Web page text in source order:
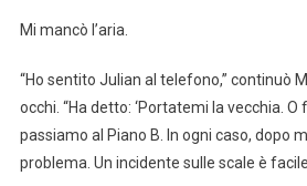
Mi mancò l’aria.
“Ho sentito Julian al telefono,” continuò
occhi. “Ha detto: ‘Portatemi la vecchia.
passiamo al Piano B. In ogni caso, dopo
problema. Un incidente sulle scale è